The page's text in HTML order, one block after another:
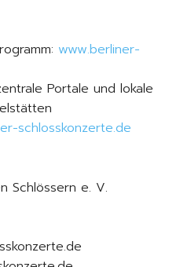
www.berliner-
Portale und lokale
schlosskonzerte.de
Schlössern e. V.